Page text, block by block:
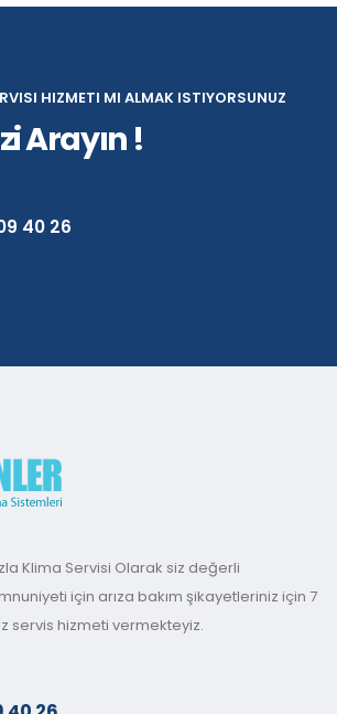
HIZMETI MI ALMAK ISTIYORSUNUZ
Arayın !
40 26
Klima Servisi Olarak siz değerli
için arıza bakım şikayetleriniz için 7
servis hizmeti vermekteyiz.